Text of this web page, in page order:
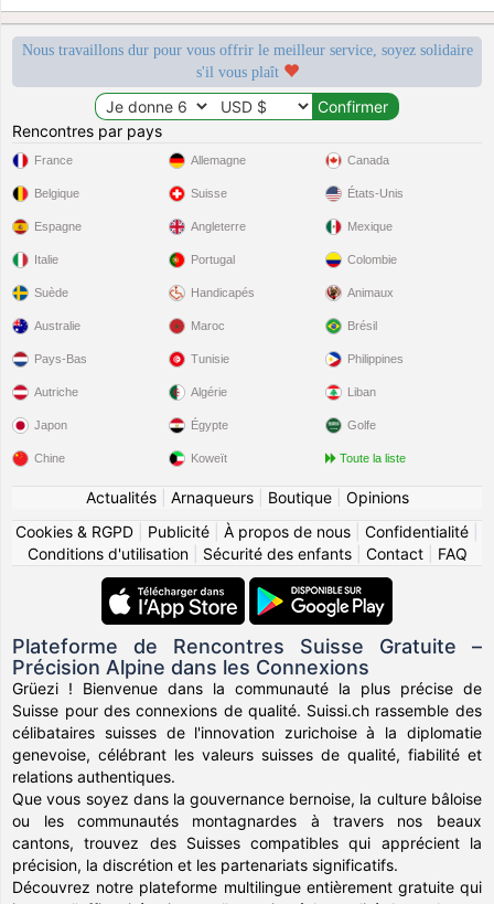
Nous travaillons dur pour vous offrir le meilleur service, soyez solidaire
s'il vous plaît
Rencontres par pays
France
Belgique
Espagne
Italie
Suède
Allemagne
Suisse
Angleterre
Portugal
Handicapés
Canada
États-Unis
Mexique
Colombie
Animaux
Australie
Pays-Bas
Autriche
Japon
Chine
Maroc
Tunisie
Algérie
Égypte
Koweït
Brésil
Philippines
Liban
Golfe
Toute la liste
Actualités| Arnaqueurs| Boutique| Opinions
Cookies & RGPD
Publicité À propos de nous Confidentialité
Conditions d'utilisation| Sécurité des enfants| Contact| FAQ
Plateforme de Rencontres Suisse Gratuite –
Précision Alpine dans les Connexions
Grüezi ! Bienvenue dans la communauté la plus précise de
Suisse pour des connexions de qualité. Suissi.ch rassemble des
célibataires suisses de l'innovation zurichoise à la diplomatie
genevoise, célébrant les valeurs suisses de qualité, fiabilité et
relations authentiques.
Que vous soyez dans la gouvernance bernoise, la culture bâloise
ou les communautés montagnardes à travers nos beaux
cantons, trouvez des Suisses compatibles qui apprécient la
précision, la discrétion et les partenariats significatifs.
Découvrez notre plateforme multilingue entièrement gratuite qui